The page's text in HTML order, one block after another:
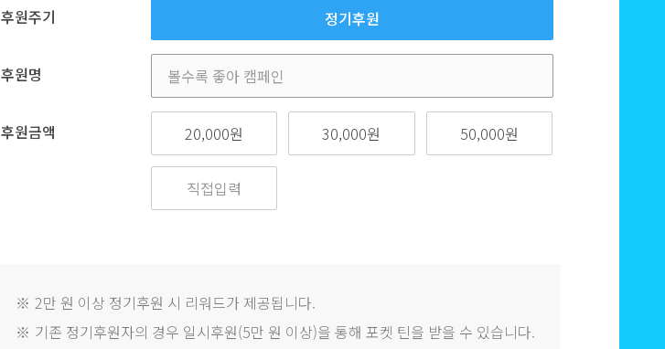
후원주기 정기후원
후원명
후원금액 20,000원 30,000원 50,000원
※ 2만 원 이상 정기후원 시 리워드가 제공됩니다.
※ 기존 정기후원자의 경우 일시후원(5만 원 이상)을 통해 포켓 틴을 받을 수 있습니다.